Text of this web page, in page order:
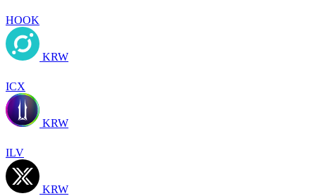
HOOK
KRW
ICX
KRW
ILV
KRW